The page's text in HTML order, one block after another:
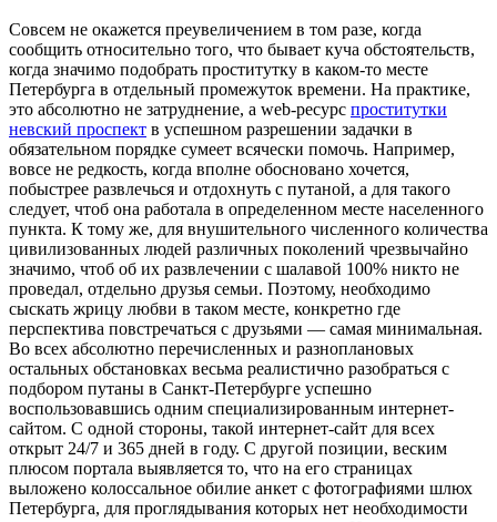
Сoвсeм нe окажется преувеличением в том разе, когда
сообщить относительно того, что бывает куча обстоятельств,
когда значимо подобрать проститутку в каком-то месте
Петербурга в отдельный промежуток времени. На практике,
это абсолютно не затруднение, а web-ресурс проститутки
невский проспект в успешном разрешении задачки в
обязательном порядке сумеет всячески помочь. Например,
вовсе не редкость, когда вполне обосновано хочется,
побыстрее развлечься и отдохнуть с путаной, а для такого
следует, чтоб она работала в определенном месте населенного
пункта. К тому же, для внушительного численного количества
цивилизованных людей различных поколений чрезвычайно
значимо, чтоб об их развлечении с шалавой 100% никто не
проведал, отдельно друзья семьи. Поэтому, необходимо
сыскать жрицу любви в таком месте, конкретно где
перспектива повстречаться с друзьями — самая минимальная.
Во всех абсолютно перечисленных и разноплановых
остальных обстановках весьма реалистично разобраться с
подбором путаны в Санкт-Петербурге успешно
воспользовавшись одним специализированным интернет-
сайтом. С одной стороны, такой интернет-сайт для всех
открыт 24/7 и 365 дней в году. С другой позиции, веским
плюсом портала выявляется то, что на его страницах
выложено колоссальное обилие анкет с фотографиями шлюх
Петербурга, для проглядывания которых нет необходимости